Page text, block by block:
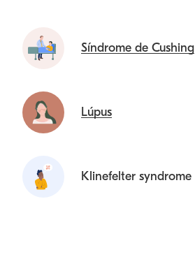
Síndrome de Cushing
Lúpus
Klinefelter syndrome